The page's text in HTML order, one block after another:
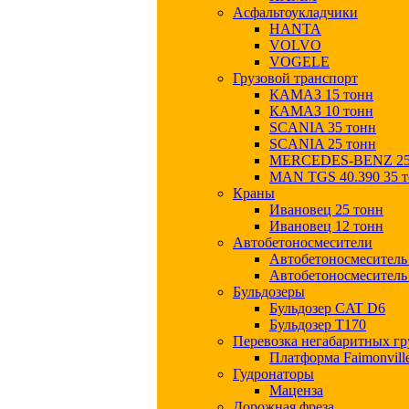
Асфальтоукладчики
HANTA
VOLVO
VOGELE
Грузовой транспорт
КАМАЗ 15 тонн
КАМАЗ 10 тонн
SCANIA 35 тонн
SCANIA 25 тонн
MERCEDES-BENZ
MAN TGS 40.390 35
Краны
Ивановец 25 тонн
Ивановец 12 тонн
Автобетоносмесители
Бульдозеры
Бульдозер CAT D6
Бульдозер T170
Перевозка негабаритных
Платформа
Гудронаторы
Маценза